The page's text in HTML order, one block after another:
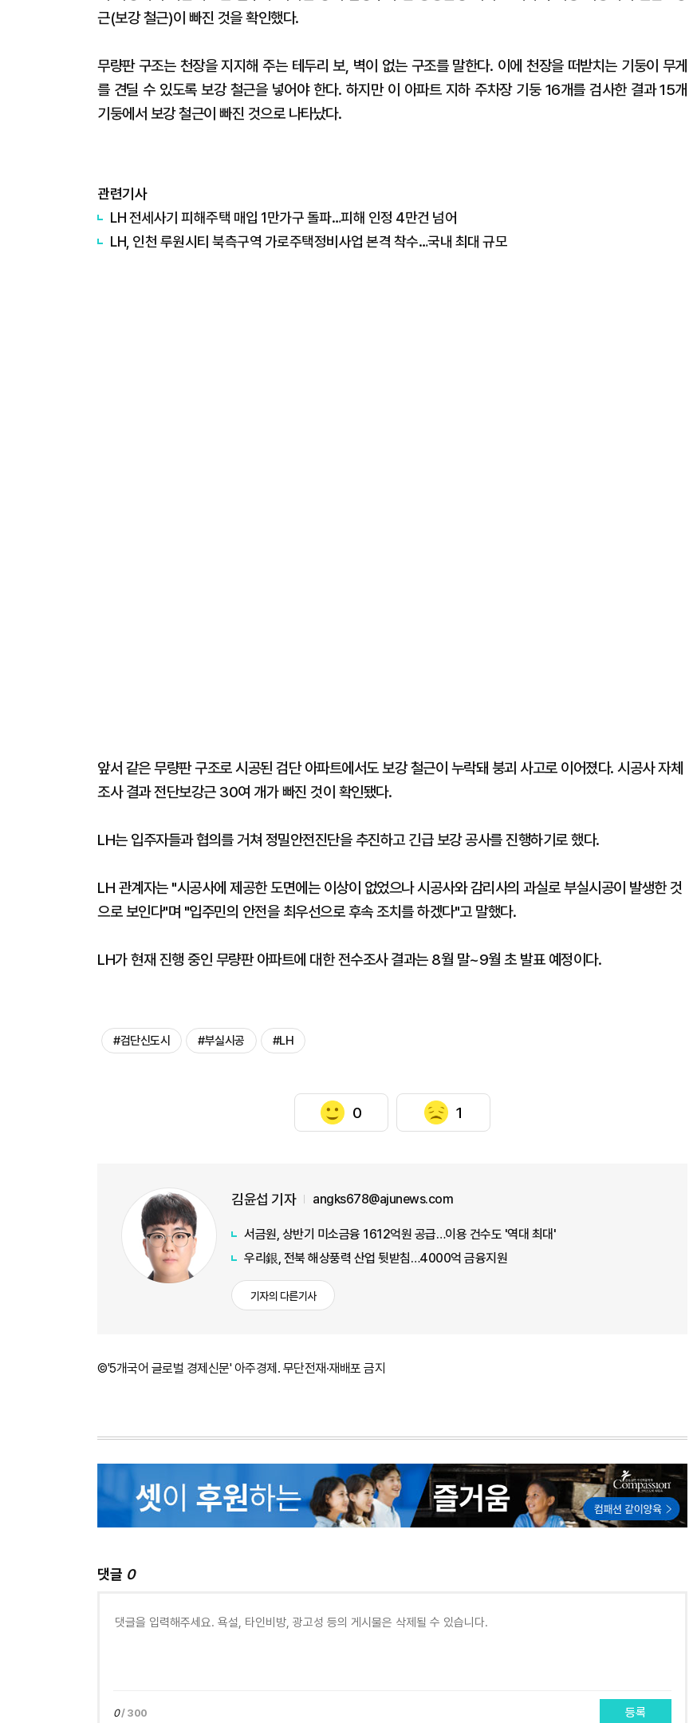
근(보강 철근)이 빠진 것을 확인했다.
무량판 구조는 천장을 지지해 주는 테두리 보, 벽이 없는 구조를 말한다. 이에 천장을 떠받치는 기둥이 무게
를 견딜 수 있도록 보강 철근을 넣어야 한다. 하지만 이 아파트 지하 주차장 기둥 16개를 검사한 결과 15개
기둥에서 보강 철근이 빠진 것으로 나타났다.
관련기사
LH 전세사기 피해주택 매입 1만가구 돌파…피해 인정 4만건 넘어
LH, 인천 루원시티 북측구역 가로주택정비사업 본격 착수…국내 최대 규모
앞서 같은 무량판 구조로 시공된 검단 아파트에서도 보강 철근이 누락돼 붕괴 사고로 이어졌다. 시공사 자체
조사 결과 전단보강근 30여 개가 빠진 것이 확인됐다.
LH는 입주자들과 협의를 거쳐 정밀안전진단을 추진하고 긴급 보강 공사를 진행하기로 했다.
LH 관계자는 "시공사에 제공한 도면에는 이상이 없었으나 시공사와 감리사의 과실로 부실시공이 발생한 것
으로 보인다"며 "입주민의 안전을 최우선으로 후속 조치를 하겠다"고 말했다.
LH가 현재 진행 중인 무량판 아파트에 대한 전수조사 결과는 8월 말~9월 초 발표 예정이다.
#검단신도시 #부실시공 #LH
0 1
김윤섭 기자 angks678@ajunews.com
서금원, 상반기 미소금융 1612억원 공급…이용 건수도 '역대 최대'
우리銀, 전북 해상풍력 산업 뒷받침…4000억 금융지원
기자의 다른기사
©'5개국어 글로벌 경제신문' 아주경제. 무단전재·재배포 금지
댓글 0
0/ 300 등록